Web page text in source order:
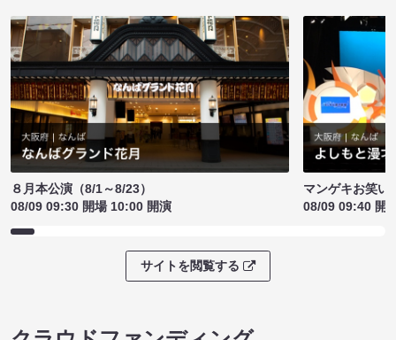
８月本公演（8/1～8/23）
08/09 09:30 開場 10:00 開演
マンゲキお笑い
08/09 09:40 開
サイトを閲覧する